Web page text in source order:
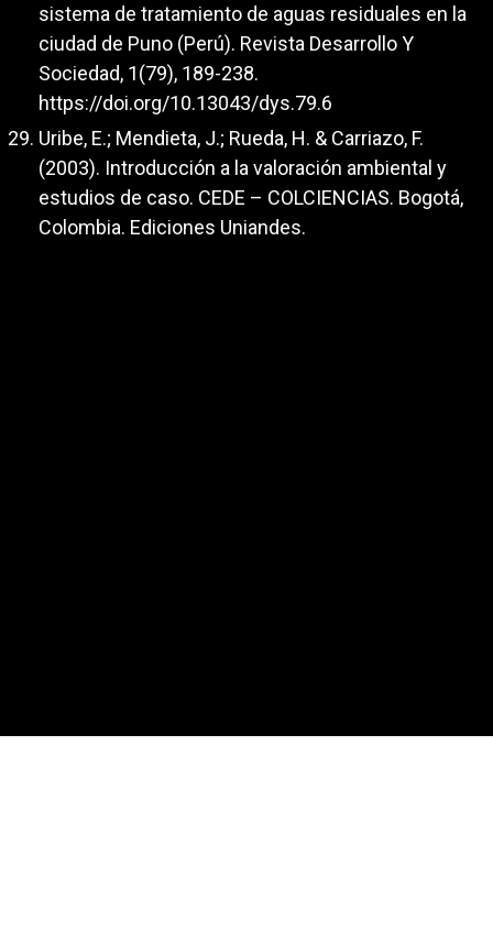
sistema de tratamiento de aguas residuales en la
ciudad de Puno (Perú). Revista Desarrollo Y
Sociedad, 1(79), 189-238.
https://doi.org/10.13043/dys.79.6
Uribe, E.; Mendieta, J.; Rueda, H. & Carriazo, F.
(2003). Introducción a la valoración ambiental y
estudios de caso. CEDE – COLCIENCIAS. Bogotá,
Colombia. Ediciones Uniandes.